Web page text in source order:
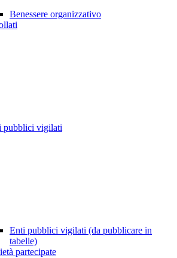
Benessere organizzativo
pubblici vigilati
Enti pubblici vigilati (da pubblicare in
tabelle)
partecipate